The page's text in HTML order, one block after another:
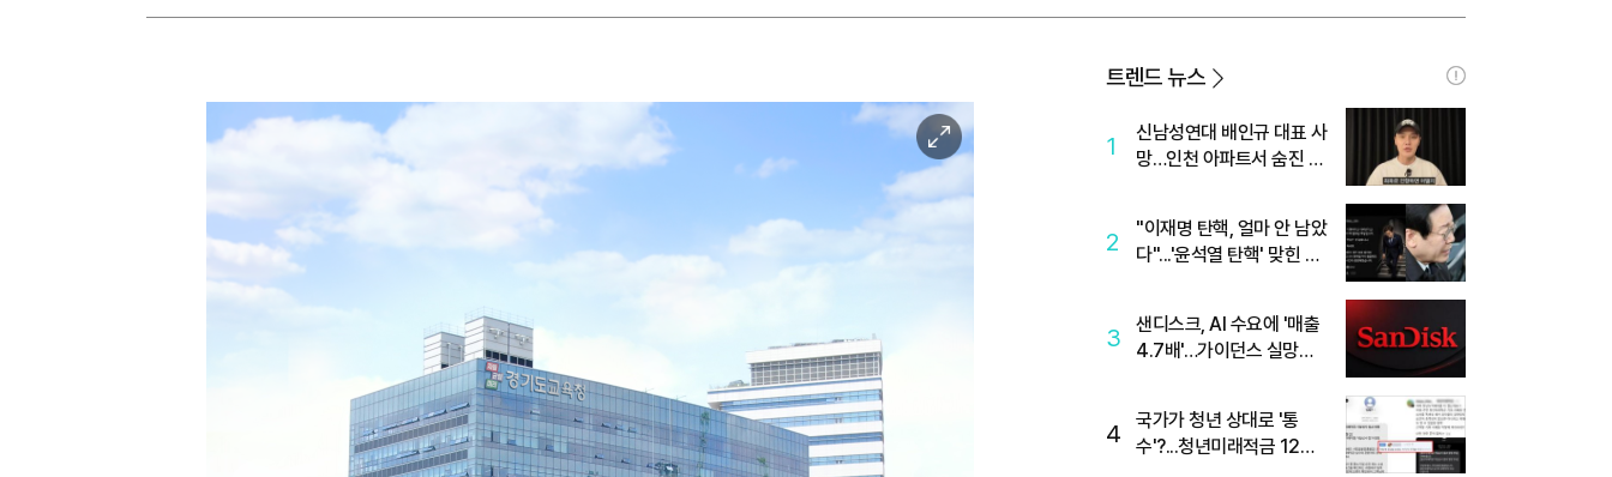
트
트
이
미
지
트렌드 뉴스
1
신남성연대 배인규 대표 사
망…인천 아파트서 숨진 채
2
"이재명 탄핵, 얼마 안 남았
다"...'윤석열 탄핵' 맞힌 무
3
샌디스크, AI 수요에 '매출
4.7배'…가이던스 실망에
4
국가가 청년 상대로 '통
수'?...청년미래적금 12%